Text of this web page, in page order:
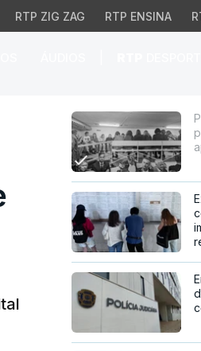
RTP ZIG ZAG RTP ENSINA
em